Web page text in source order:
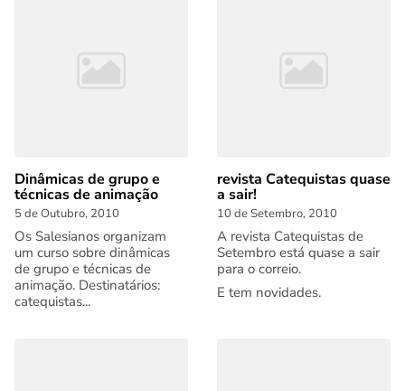
Dinâmicas de grupo e
técnicas de animação
5 de Outubro, 2010
Os Salesianos organizam
um curso sobre dinâmicas
de grupo e técnicas de
animação. Destinatários:
catequistas...
revista Catequistas quase
a sair!
10 de Setembro, 2010
A revista Catequistas de
Setembro está quase a sair
para o correio.
E tem novidades.